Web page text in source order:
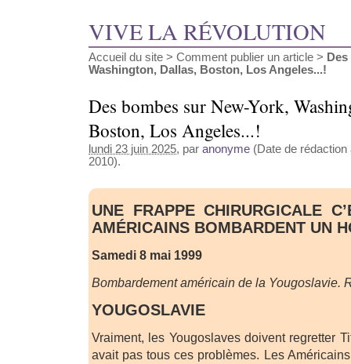
VIVE LA RÉVOLUTION
Accueil du site > Comment publier un article >
Washington, Dallas, Boston, Los Angeles...!
Des bombes sur New-York,
Boston, Los Angeles...!
lundi 23 juin 2025, par anonyme (Date de
2010).
UNE FRAPPE CHIRURGICALE
AMÉRICAINS BOMBARDENT UN
Samedi 8 mai 1999
Bombardement américain de la Yougoslavie.
YOUGOSLAVIE
Vraiment, les Yougoslaves doivent regretter
avait pas tous ces problèmes. Les